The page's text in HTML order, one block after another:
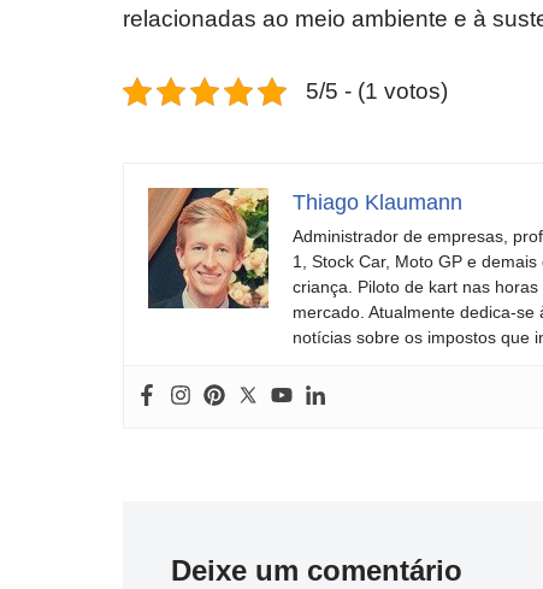
relacionadas ao meio ambiente e à
5/5 - (1 votos)
Thiago Klaumann
Administrador de empresas,
1, Stock Car, Moto GP e
criança. Piloto de kart nas
mercado. Atualmente dedica-
notícias sobre os impostos que
Deixe um comentário